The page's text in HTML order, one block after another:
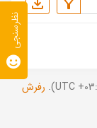
رفرش
نظرسنجی